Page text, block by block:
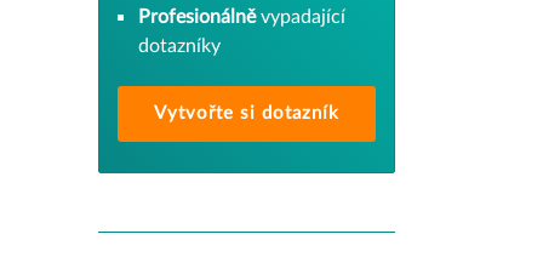
Profesionálněvypadající
dotazníky
Vytvořte si dotazník